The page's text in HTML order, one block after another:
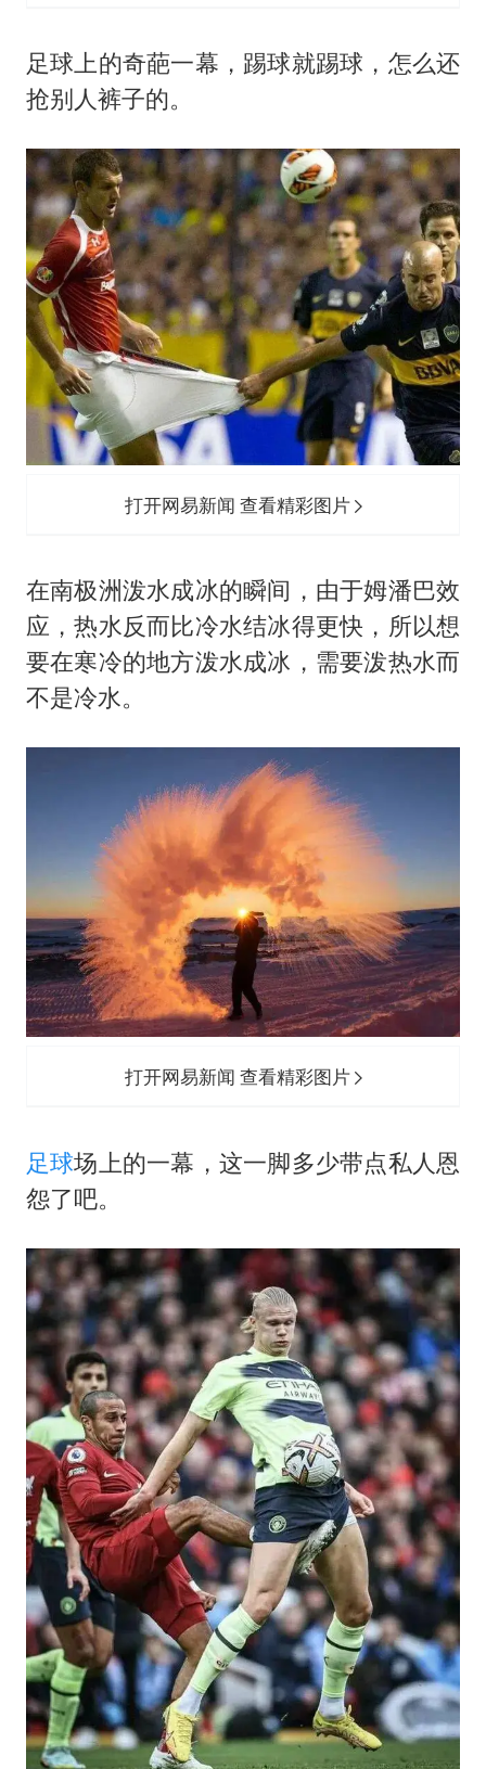
足球上的奇葩一幕，踢球就踢球，怎么还
抢别人裤子的。
打开网易新闻 查看精彩图片
在南极洲泼水成冰的瞬间，由于姆潘巴效
应，热水反而比冷水结冰得更快，所以想
要在寒冷的地方泼水成冰，需要泼热水而
不是冷水。
打开网易新闻 查看精彩图片
足球场上的一幕，这一脚多少带点私人恩
怨了吧。